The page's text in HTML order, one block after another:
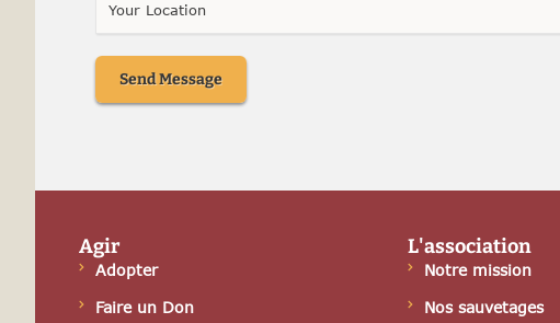
Send Message
Agir
Adopter
Faire un Don
L'association
Notre mission
Nos sauvetages